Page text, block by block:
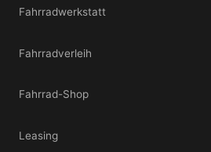
Fahrradwerkstatt
Fahrradverleih
Fahrrad-Shop
Leasing